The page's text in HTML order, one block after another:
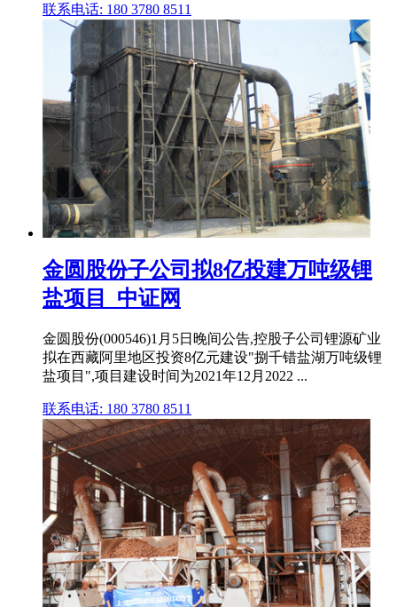
联系电话: 180 3780 8511
金圆股份子公司拟8亿投建万吨级锂
盐项目_中证网
金圆股份(000546)1月5日晚间公告,控股子公司锂源矿业
拟在西藏阿里地区投资8亿元建设"捌千错盐湖万吨级锂
盐项目",项目建设时间为2021年12月2022 ...
联系电话: 180 3780 8511